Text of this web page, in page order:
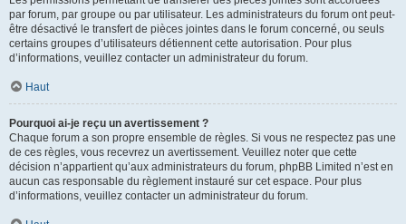
par forum, par groupe ou par utilisateur. Les administrateurs du forum ont peut-
être désactivé le transfert de pièces jointes dans le forum concerné, ou seuls
certains groupes d’utilisateurs détiennent cette autorisation. Pour plus
d’informations, veuillez contacter un administrateur du forum.
Haut
Pourquoi ai-je reçu un avertissement ?
Chaque forum a son propre ensemble de règles. Si vous ne respectez pas une
de ces règles, vous recevrez un avertissement. Veuillez noter que cette
décision n’appartient qu’aux administrateurs du forum, phpBB Limited n’est en
aucun cas responsable du règlement instauré sur cet espace. Pour plus
d’informations, veuillez contacter un administrateur du forum.